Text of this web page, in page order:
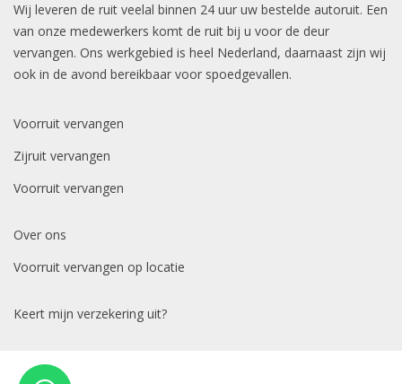
Wij leveren de ruit veelal binnen 24 uur uw bestelde autoruit. Een
van onze medewerkers komt de ruit bij u voor de deur
vervangen. Ons werkgebied is heel Nederland, daarnaast zijn wij
ook in de avond bereikbaar voor spoedgevallen.
Voorruit vervangen
Zijruit vervangen
Voorruit vervangen
Over ons
Voorruit vervangen op locatie
Keert mijn verzekering uit?